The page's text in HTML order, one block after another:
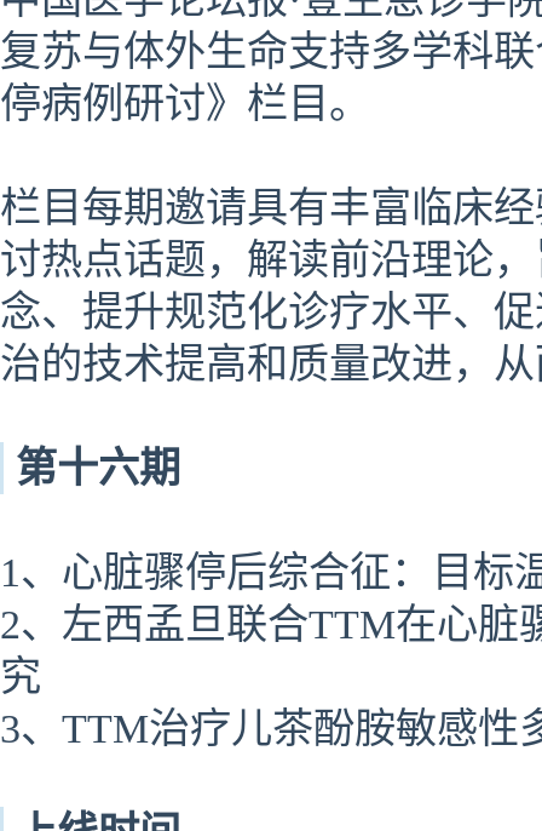
复苏与体外生命支持多学科
停病例研讨》栏目。
栏目每期邀请具有丰富临床
讨热点话题，解读前沿理论
念、提升规范化诊疗水平、
治的技术提高和质量改进，
第十六期
1、心脏骤停后综合征：目标
2、左西孟旦联合TTM在心脏
究
3、TTM治疗儿茶酚胺敏感性